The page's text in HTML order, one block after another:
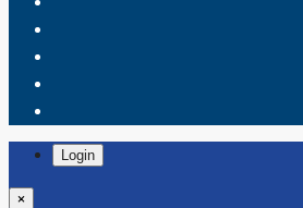
Login
×